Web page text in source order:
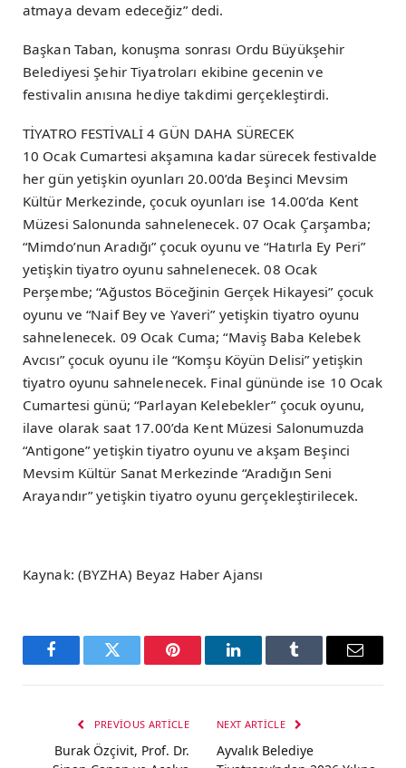
atmaya devam edeceğiz” dedi.
Başkan Taban, konuşma sonrası Ordu Büyükşehir
Belediyesi Şehir Tiyatroları ekibine gecenin ve
festivalin anısına hediye takdimi gerçekleştirdi.
TİYATRO FESTİVALİ 4 GÜN DAHA SÜRECEK
10 Ocak Cumartesi akşamına kadar sürecek festivalde
her gün yetişkin oyunları 20.00’da Beşinci Mevsim
Kültür Merkezinde, çocuk oyunları ise 14.00’da Kent
Müzesi Salonunda sahnelenecek. 07 Ocak Çarşamba;
“Mimdo’nun Aradığı” çocuk oyunu ve “Hatırla Ey Peri”
yetişkin tiyatro oyunu sahnelenecek. 08 Ocak
Perşembe; “Ağustos Böceğinin Gerçek Hikayesi” çocuk
oyunu ve “Naif Bey ve Yaveri” yetişkin tiyatro oyunu
sahnelenecek. 09 Ocak Cuma; “Maviş Baba Kelebek
Avcısı” çocuk oyunu ile “Komşu Köyün Delisi” yetişkin
tiyatro oyunu sahnelenecek. Final gününde ise 10 Ocak
Cumartesi günü; “Parlayan Kelebekler” çocuk oyunu,
ilave olarak saat 17.00’da Kent Müzesi Salonumuzda
“Antigone” yetişkin tiyatro oyunu ve akşam Beşinci
Mevsim Kültür Sanat Merkezinde “Aradığın Seni
Arayandır” yetişkin tiyatro oyunu gerçekleştirilecek.
Kaynak: (BYZHA) Beyaz Haber Ajansı
FacebookTwitter Pinterest LinkedInTumblr Email
PREVIOUS ARTICLE
Burak Özçivit, Prof. Dr.
NEXT ARTICLE
Ayvalık Belediye